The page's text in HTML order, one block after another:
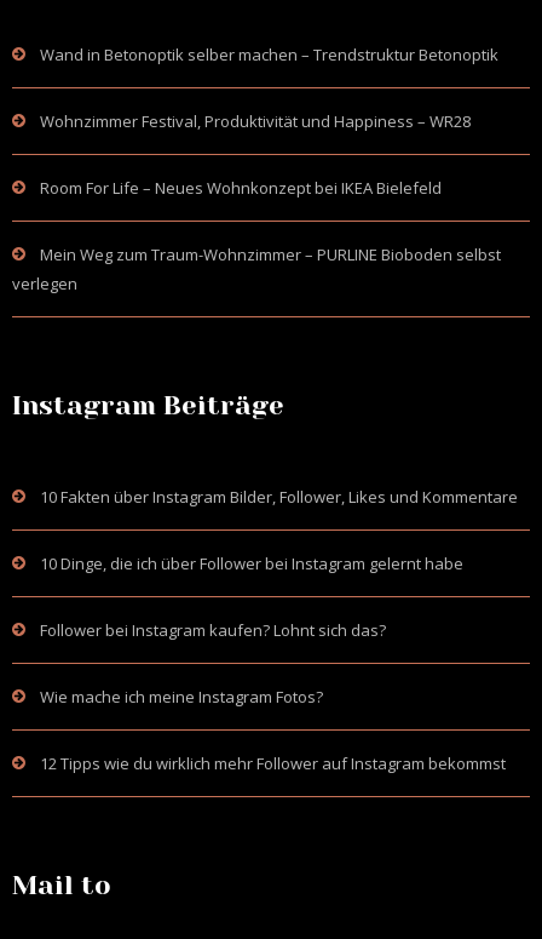
Wand in Betonoptik selber machen – Trendstruktur Betonoptik
Wohnzimmer Festival, Produktivität und Happiness – WR28
Room For Life – Neues Wohnkonzept bei IKEA Bielefeld
Mein Weg zum Traum-Wohnzimmer – PURLINE Bioboden selbst
verlegen
Instagram Beiträge
10 Fakten über Instagram Bilder, Follower, Likes und Kommentare
10 Dinge, die ich über Follower bei Instagram gelernt habe
Follower bei Instagram kaufen? Lohnt sich das?
Wie mache ich meine Instagram Fotos?
12 Tipps wie du wirklich mehr Follower auf Instagram bekommst
Mail to